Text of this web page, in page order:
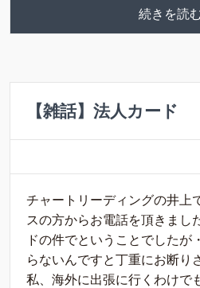
続きを読
【雑話】法人カード
チャートリーディングの井上
スの方からお電話を頂きまし
ドの件でということでしたが
らないんですと丁重にお断り
私、海外に出張に行くわけで